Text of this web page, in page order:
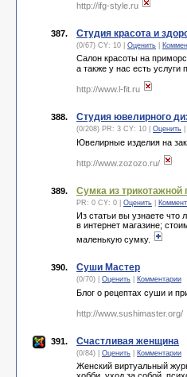
http://ifg-style.ru
387. Студия красота и
(0/67) CY: 10 | Оценить
Салон красоты на
а также у нас есть услуги
http://www.l-fit.ru
388. Студия ювелирного
(0/208) PR: 3 CY: 10 | Оценить
Ювелирные изделия на
http://www.zozozo.ru/
389. Сумка из трикотажной
PR: 0 CY: 0 | Оценить
Из статьи вы узнаете что
в интернет магазине;
маленькую сумку.
390. Суши Мастер
(0/70) | Оценить Комментарии
Блог о рецептах суши и
http://www.sushimaster.org/
391. Счастливая женщина
(0/84) | Оценить Комментарии
Женский виртуальный